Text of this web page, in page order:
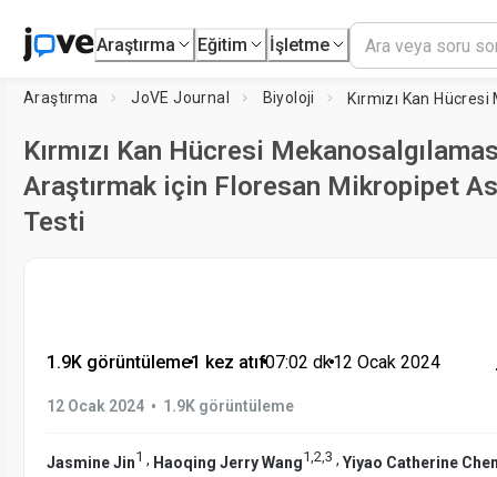
Araştırma Eğitim İşletme
Araştırma JoVE Journal Biyoloji
Kırmızı Kan Hücresi
Araştırmak için Floresan Mikropipet
Testi
1.9K görüntüleme•1 kez atıf•07:02 dk•12 Ocak 2024
12 Ocak 2024 • 1.9K görüntüleme
Jasmine Jin1 , Haoqing Jerry Wang1,2,3 , Yiyao Catherine